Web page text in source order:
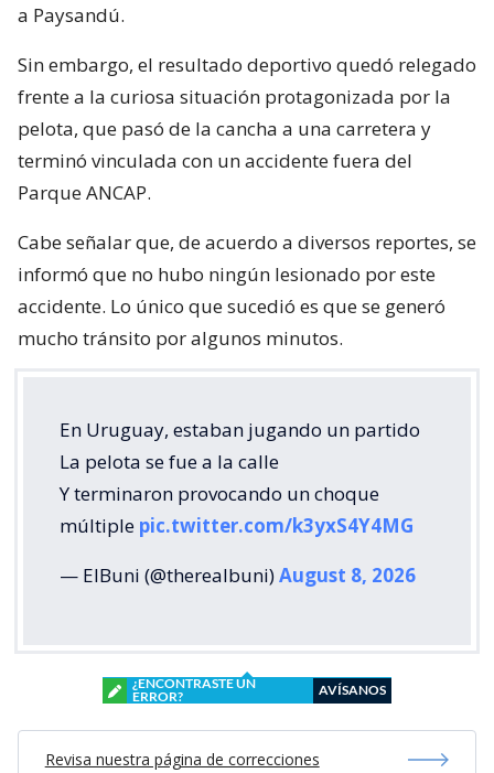
a Paysandú.
Sin embargo, el resultado deportivo quedó relegado
frente a la curiosa situación protagonizada por la
pelota, que pasó de la cancha a una carretera y
terminó vinculada con un accidente fuera del
Parque ANCAP.
Cabe señalar que, de acuerdo a diversos reportes, se
informó que no hubo ningún lesionado por este
accidente. Lo único que sucedió es que se generó
mucho tránsito por algunos minutos.
En Uruguay, estaban jugando un partido
La pelota se fue a la calle
Y terminaron provocando un choque
múltiple pic.twitter.com/k3yxS4Y4MG
— ElBuni (@therealbuni)August 8, 2026
¿ENCONTRASTE UN
ERROR?
AVÍSANOS
Revisa nuestra página de correcciones